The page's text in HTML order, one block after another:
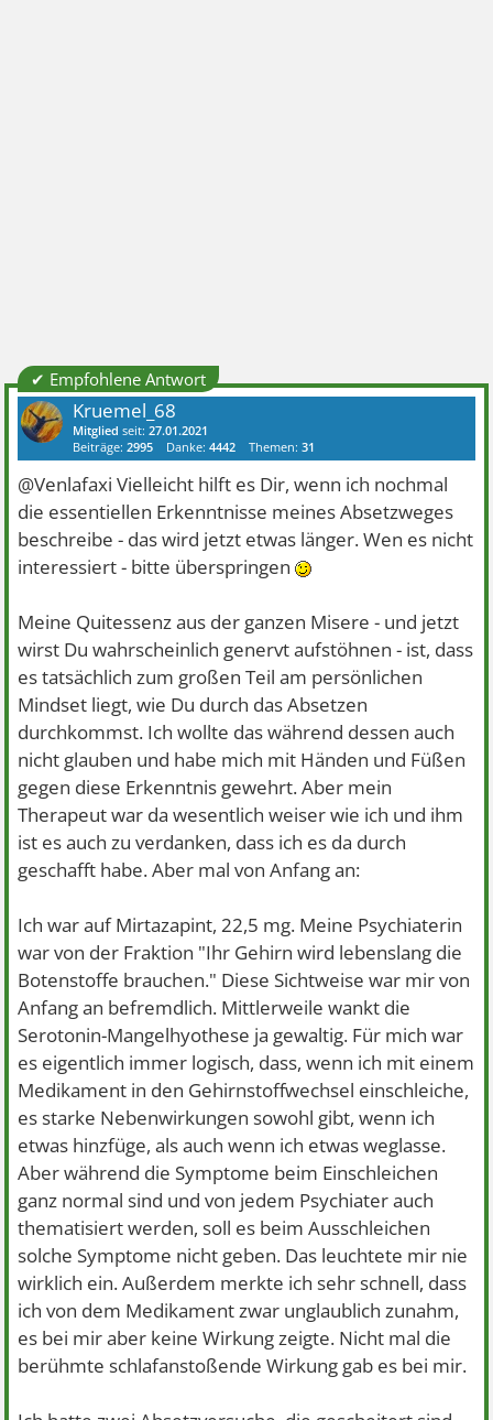
✔ Empfohlene Antwort
Kruemel_68
Mitglied seit:27.01.2021
Beiträge:2995 Danke:4442 Themen:31
@Venlafaxi Vielleicht hilft es Dir, wenn ich nochmal
die essentiellen Erkenntnisse meines Absetzweges
beschreibe - das wird jetzt etwas länger. Wen es nicht
interessiert - bitte überspringen
Meine Quitessenz aus der ganzen Misere - und jetzt
wirst Du wahrscheinlich genervt aufstöhnen - ist, dass
es tatsächlich zum großen Teil am persönlichen
Mindset liegt, wie Du durch das Absetzen
durchkommst. Ich wollte das während dessen auch
nicht glauben und habe mich mit Händen und Füßen
gegen diese Erkenntnis gewehrt. Aber mein
Therapeut war da wesentlich weiser wie ich und ihm
ist es auch zu verdanken, dass ich es da durch
geschafft habe. Aber mal von Anfang an:
Ich war auf Mirtazapint, 22,5 mg. Meine Psychiaterin
war von der Fraktion "Ihr Gehirn wird lebenslang die
Botenstoffe brauchen." Diese Sichtweise war mir von
Anfang an befremdlich. Mittlerweile wankt die
Serotonin-Mangelhyothese ja gewaltig. Für mich war
es eigentlich immer logisch, dass, wenn ich mit einem
Medikament in den Gehirnstoffwechsel einschleiche,
es starke Nebenwirkungen sowohl gibt, wenn ich
etwas hinzfüge, als auch wenn ich etwas weglasse.
Aber während die Symptome beim Einschleichen
ganz normal sind und von jedem Psychiater auch
thematisiert werden, soll es beim Ausschleichen
solche Symptome nicht geben. Das leuchtete mir nie
wirklich ein. Außerdem merkte ich sehr schnell, dass
ich von dem Medikament zwar unglaublich zunahm,
es bei mir aber keine Wirkung zeigte. Nicht mal die
berühmte schlafanstoßende Wirkung gab es bei mir.